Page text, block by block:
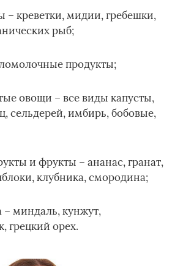
– креветки, мидии, гребешки,
рыб;
продукты;
овощи – все виды капусты,
сельдерей, имбирь, бобовые,
и фрукты – ананас, гранат,
клубника, смородина;
– миндаль, кунжут,
грецкий орех.